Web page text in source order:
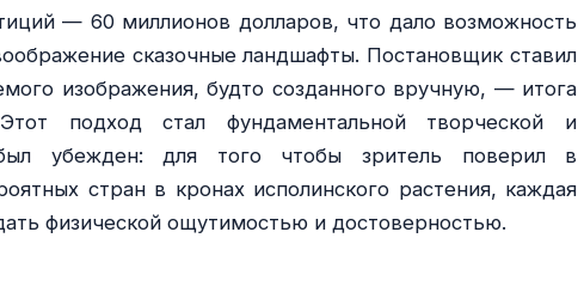
— 60 миллионов долларов, что дало возможность
сказочные ландшафты. Постановщик ставил
изображения, будто созданного вручную, — итога
подход стал фундаментальной творческой и
убежден: для того чтобы зритель поверил в
стран в кронах исполинского растения, каждая
физической ощутимостью и достоверностью.